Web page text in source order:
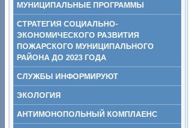
МУНИЦИПАЛЬНЫЕ ПРОГРАММЫ
СТРАТЕГИЯ СОЦИАЛЬНО-
ЭКОНОМИЧЕСКОГО РАЗВИТИЯ
ПОЖАРСКОГО МУНИЦИПАЛЬНОГО
РАЙОНА ДО 2023 ГОДА
СЛУЖБЫ ИНФОРМИРУЮТ
ЭКОЛОГИЯ
АНТИМОНОПОЛЬНЫЙ КОМПЛАЕНС